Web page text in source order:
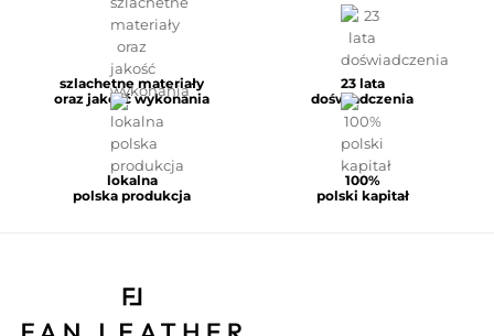
szlachetne materiały
oraz jakość wykonania
23 lata
doświadczenia
lokalna
polska produkcja
100%
polski kapitał